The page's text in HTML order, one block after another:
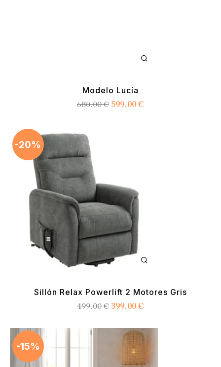
Modelo Lucía
680.00€ 599.00€
-20%
Sillón Relax Powerlift 2 Motores Gris
499.00€ 399.00€
-15%